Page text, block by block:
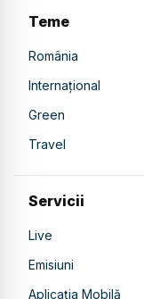
Teme
România
Internațional
Green
Travel
Servicii
Live
Emisiuni
Aplicația Mobilă